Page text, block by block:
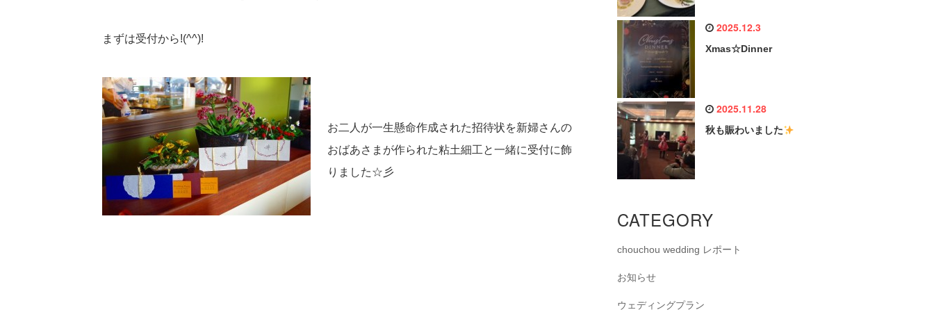
まずは受付から!(^^)!
お二人が一生懸命作成された招待状を新婦さんの
おばあさまが作られた粘土細工と一緒に受付に飾
りました☆彡
2025.12.3
Xmas☆Dinner
2025.11.28
秋も賑わいました
CATEGORY
chouchou wedding レポート
お知らせ
ウェディングプラン